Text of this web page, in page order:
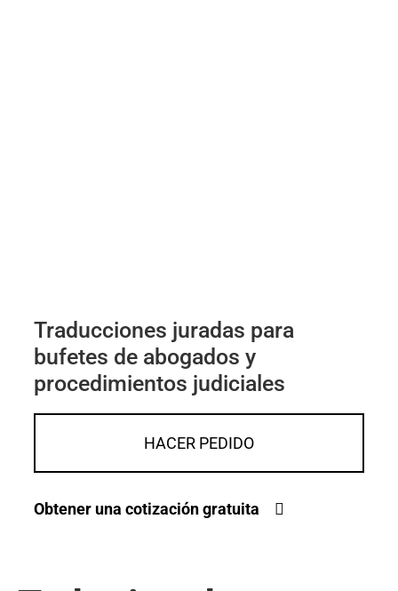
Traducciones juradas para
bufetes de abogados y
procedimientos judiciales
HACER PEDIDO
Obtener una cotización gratuita